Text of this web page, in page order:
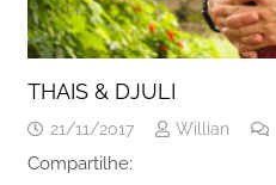
THAIS & DJULI
21/11/2017 Willian
Compartilhe: